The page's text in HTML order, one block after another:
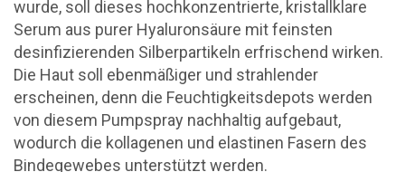
wurde, soll dieses hochkonzentrierte, kristallklare
Serum aus purer Hyaluronsäure mit feinsten
desinfizierenden Silberpartikeln erfrischend wirken.
Die Haut soll ebenmäßiger und strahlender
erscheinen, denn die Feuchtigkeitsdepots werden
von diesem Pumpspray nachhaltig aufgebaut,
wodurch die kollagenen und elastinen Fasern des
Bindegewebes unterstützt werden.